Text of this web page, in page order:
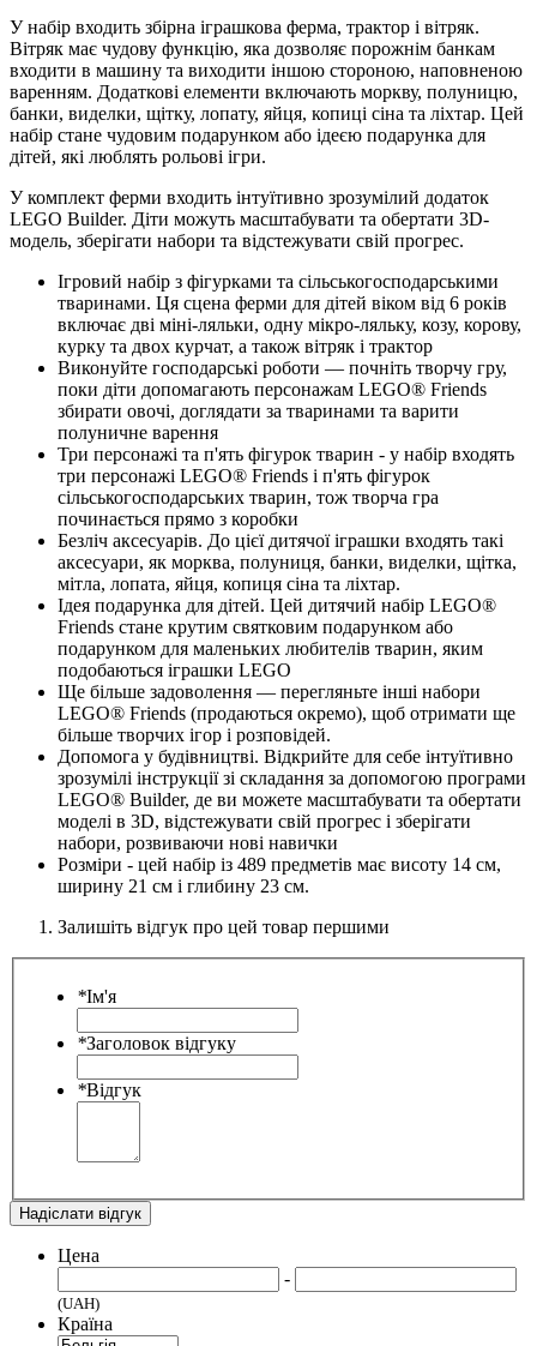
У набір входить збірна іграшкова ферма, трактор і вітряк.
Вітряк має чудову функцію, яка дозволяє порожнім банкам
входити в машину та виходити іншою стороною, наповненою
варенням. Додаткові елементи включають моркву, полуницю,
банки, виделки, щітку, лопату, яйця, копиці сіна та ліхтар. Цей
набір стане чудовим подарунком або ідеєю подарунка для
дітей, які люблять рольові ігри.
У комплект ферми входить інтуїтивно зрозумілий додаток
LEGO Builder. Діти можуть масштабувати та обертати 3D-
модель, зберігати набори та відстежувати свій прогрес.
Ігровий набір з фігурками та сільськогосподарськими
тваринами. Ця сцена ферми для дітей віком від 6 років
включає дві міні-ляльки, одну мікро-ляльку, козу, корову,
курку та двох курчат, а також вітряк і трактор
Виконуйте господарські роботи — почніть творчу гру,
поки діти допомагають персонажам LEGO® Friends
збирати овочі, доглядати за тваринами та варити
полуничне варення
Три персонажі та п'ять фігурок тварин - у набір входять
три персонажі LEGO® Friends і п'ять фігурок
сільськогосподарських тварин, тож творча гра
починається прямо з коробки
Безліч аксесуарів. До цієї дитячої іграшки входять такі
аксесуари, як морква, полуниця, банки, виделки, щітка,
мітла, лопата, яйця, копиця сіна та ліхтар.
Ідея подарунка для дітей. Цей дитячий набір LEGO®
Friends стане крутим святковим подарунком або
подарунком для маленьких любителів тварин, яким
подобаються іграшки LEGO
Ще більше задоволення — перегляньте інші набори
LEGO® Friends (продаються окремо), щоб отримати ще
більше творчих ігор і розповідей.
Допомога у будівництві. Відкрийте для себе інтуїтивно
зрозумілі інструкції зі складання за допомогою програми
LEGO® Builder, де ви можете масштабувати та обертати
моделі в 3D, відстежувати свій прогрес і зберігати
набори, розвиваючи нові навички
Розміри - цей набір із 489 предметів має висоту 14 см,
ширину 21 см і глибину 23 см.
Залишіть відгук про цей товар першими
*Ім'я
*Заголовок відгуку
*Відгук
Надіслати відгук
Цена
-
(UAH)
Країна